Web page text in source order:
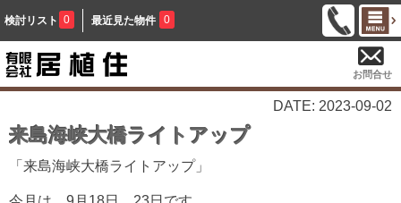
検討リスト 0 最近見た物件 0
お問合せ
DATE: 2023-09-02
来島海峡大橋ライトアップ
「来島海峡大橋ライトアップ」